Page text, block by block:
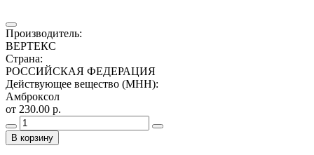
Производитель:
ВЕРТЕКС
Страна:
РОССИЙСКАЯ ФЕДЕРАЦИЯ
Действующее вещество (МНН):
Амброксол
от 230.00 р.
В корзину